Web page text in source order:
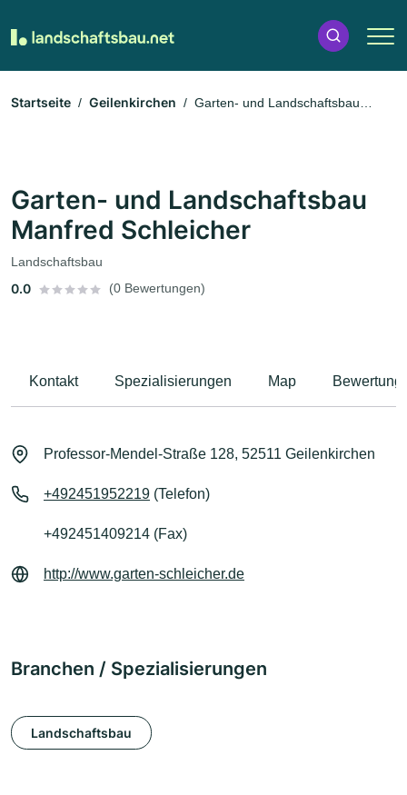
Startseite Geilenkirchen
Garten- und Landschaftsbau
Garten- und Landschaftsbau
Manfred Schleicher
Landschaftsbau
0.0 (0 Bewertungen)
Kontakt Spezialisierungen Map
Professor-Mendel-Straße 128, 52511 Geilenkirchen
+492451952219 (Telefon)
+492451409214 (Fax)
http://www.garten-schleicher.de
Branchen / Spezialisierungen
Landschaftsbau